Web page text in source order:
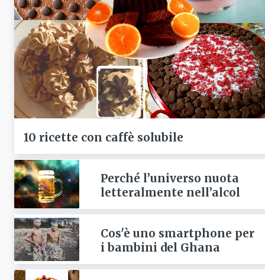
10 ricette con caffè solubile
Perché l’universo nuota
letteralmente nell’alcol
Cos'è uno smartphone per
i bambini del Ghana